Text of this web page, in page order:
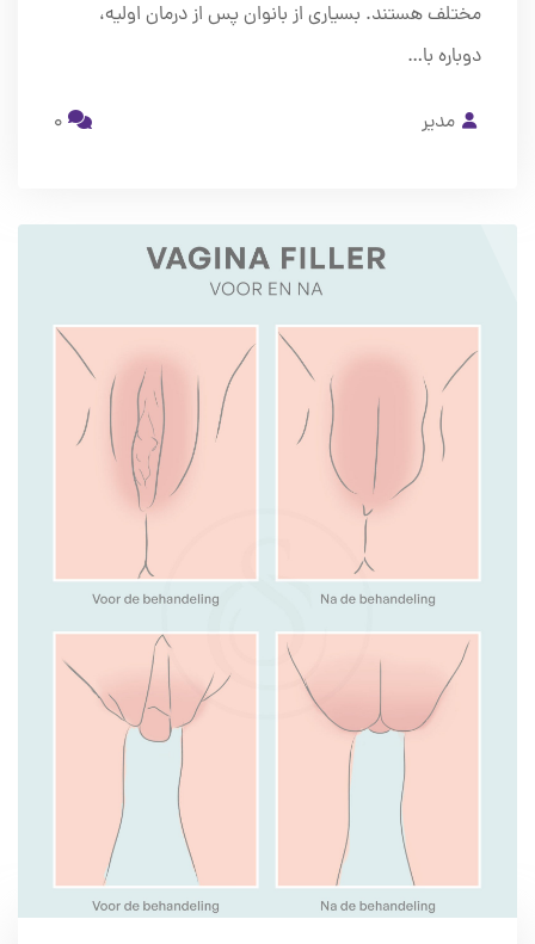
مختلف هستند. بسیاری از بانوان پس از درمان اولیه،
دوباره با…
مدیر